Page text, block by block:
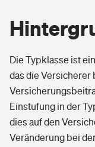
Die Typklasse ist
das die Versicherer
Einstufung in der
dies auf den
Veränderung bei